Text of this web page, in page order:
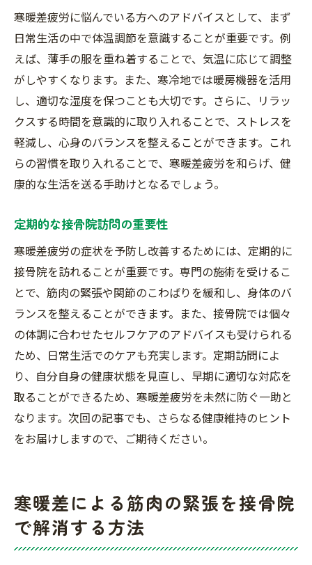
寒暖差疲労に悩んでいる方へのアドバイスとして、まず
日常生活の中で体温調節を意識することが重要です。例
えば、薄手の服を重ね着することで、気温に応じて調整
がしやすくなります。また、寒冷地では暖房機器を活用
し、適切な湿度を保つことも大切です。さらに、リラッ
クスする時間を意識的に取り入れることで、ストレスを
軽減し、心身のバランスを整えることができます。これ
らの習慣を取り入れることで、寒暖差疲労を和らげ、健
康的な生活を送る手助けとなるでしょう。
定期的な接骨院訪問の重要性
寒暖差疲労の症状を予防し改善するためには、定期的に
接骨院を訪れることが重要です。専門の施術を受けるこ
とで、筋肉の緊張や関節のこわばりを緩和し、身体のバ
ランスを整えることができます。また、接骨院では個々
の体調に合わせたセルフケアのアドバイスも受けられる
ため、日常生活でのケアも充実します。定期訪問によ
り、自分自身の健康状態を見直し、早期に適切な対応を
取ることができるため、寒暖差疲労を未然に防ぐ一助と
なります。次回の記事でも、さらなる健康維持のヒント
をお届けしますので、ご期待ください。
寒暖差による筋肉の緊張を接骨院
で解消する方法